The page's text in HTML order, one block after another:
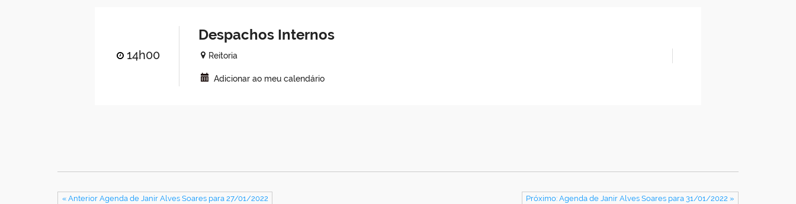
14h00
Despachos Internos
Reitoria
Adicionar ao meu calendário
« Anterior Agenda de Janir Alves Soares para 27/01/2022 Próximo: Agenda de Janir Alves Soares para 31/01/2022 »